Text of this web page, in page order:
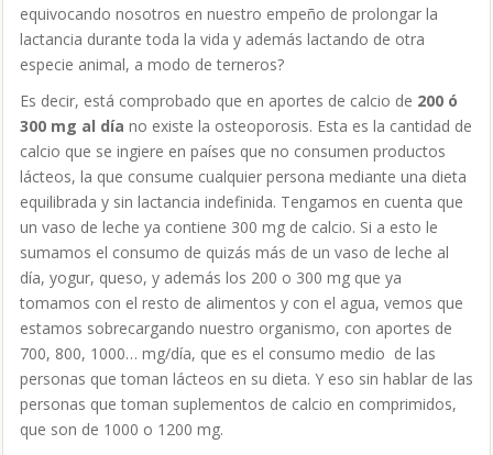
estamos sobrecargando nuestro organismo, con aportes de
700, 800, 1000… mg/día, que es el consumo medio de las
personas que toman lácteos en su dieta. Y eso sin hablar de las
personas que toman suplementos de calcio en comprimidos,
que son de 1000 o 1200 mg.
Cuando se consumen productos lácteos, la densidad de masa
ósea es buena durante un tiempo, pero el organismo se agota,
y desciende prematuramente. Cuando no se consumen
productos lácteos la densidad de masa ósea se mantiene en
buenos niveles durante toda la vida, produciéndose una
pérdida de masa ósea fisiológica con el envejecimiento.
Por esta razón
la densidad de masa ósea
(lo que se mide en
las densitometrías)
no es tan fiable
, ya que la misma
densidad en una persona que ha tomado muchos lácteos
corresponde a un hueso con poca capacidad de incorporar
calcio, desgastado y en una persona que no ha tomado
lácteos corresponde a un hueso que mantiene en buen estado